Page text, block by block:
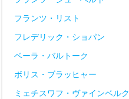
フランツ・リスト
フレデリック・ショパン
ベーラ・バルトーク
ボリス・ブラッヒャー
ミェチスワフ・ヴァインベルク